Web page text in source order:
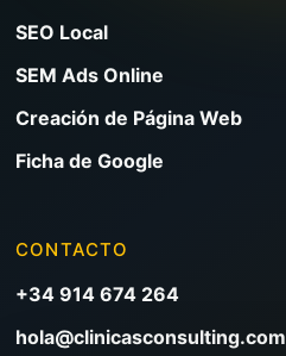
SEO Local
SEM Ads Online
Creación de Página Web
Ficha de Google
CONTACTO
+34 914 674 264
hola@clinicasconsulting.com